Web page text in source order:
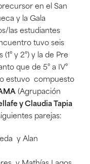
en el San
y la Gala
las estudiantes
tuvo seis
y 2°) y la de Pre
que de 5° a IV°
estuvo compuesto
(Agrupación
y Claudia Tapia
parejas:
y Alan